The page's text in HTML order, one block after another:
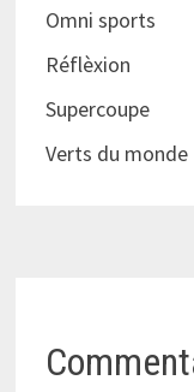
Omni sports
Réflèxion
Supercoupe
Verts du monde